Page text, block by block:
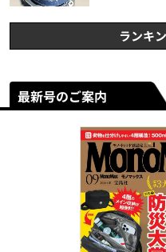
ランキ
最新号のご案内